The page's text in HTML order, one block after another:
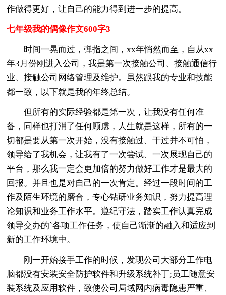
作做得更好，让自己的能力得到进一步的提高。
七年级我的偶像作文600字3
时间一晃而过，弹指之间，xx年悄然而至，自从xx
年3月份刚进入公司，我是第一次接触公司、接触通信行
业、接触公司网络管理及维护。虽然跟我的专业和技能
都一致，以下就是我的年终总结。
但所有的实际经验都是第一次，让我没有任何准
备，同样也打消了任何顾虑，人生就是这样，所有的一
切都是要从第一次开始，没有接触过、干过并不可怕，
领导给了我机会，让我有了一次尝试、一次展现自己的
平台，那么我一定会更加倍的努力做好工作才是最大的
回报。并且也是对自己的一次肯定。经过一段时间的工
作及陌生环境的磨合，专心钻研业务知识，努力提高理
论知识和业务工作水平。遵纪守法，踏实工作认真完成
领导交办的`各项工作任务，使自己渐渐的融入和适应到
新的工作环境中。
刚一开始接手工作的时候，发现公司大部分工作电
脑都没有安装安全防护软件和升级系统补丁;员工随意安
装系统及应用软件，致使公司局域网内病毒隐患严重、